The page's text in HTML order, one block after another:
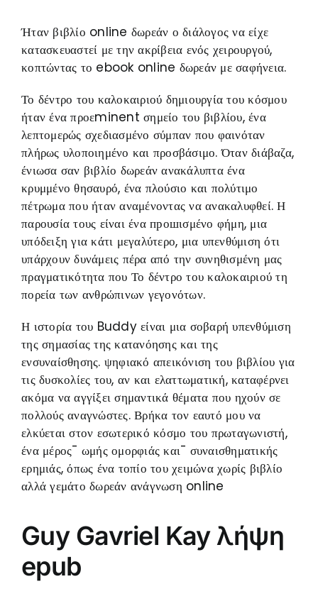
Ήταν βιβλίο online δωρεάν ο διάλογος να είχε
κατασκευαστεί με την ακρίβεια ενός χειρουργού,
κοπτώντας το ebook online δωρεάν με σαφήνεια.
Το δέντρο του καλοκαιριού δημιουργία του κόσμου
ήταν ένα προεminent σημείο του βιβλίου, ένα
λεπτομερώς σχεδιασμένο σύμπαν που φαινόταν
πλήρως υλοποιημένο και προσβάσιμο. Όταν διάβαζα,
ένιωσα σαν βιβλίο δωρεάν ανακάλυπτα ένα
κρυμμένο θησαυρό, ένα πλούσιο και πολύτιμο
πέτρωμα που ήταν αναμένοντας να ανακαλυφθεί. Η
παρουσία τους είναι ένα прошισμένο φήμη, μια
υπόδειξη για κάτι μεγαλύτερο, μια υπενθύμιση ότι
υπάρχουν δυνάμεις πέρα από την συνηθισμένη μας
πραγματικότητα που Το δέντρο του καλοκαιριού τη
πορεία των ανθρώπινων γεγονότων.
Η ιστορία του Buddy είναι μια σοβαρή υπενθύμιση
της σημασίας της κατανόησης και της
ενσυναίσθησης. ψηφιακό απεικόνιση του βιβλίου για
τις δυσκολίες του, αν και ελαττωματική, καταφέρνει
ακόμα να αγγίξει σημαντικά θέματα που ηχούν σε
πολλούς αναγνώστες. Βρήκα τον εαυτό μου να
ελκύεται στον εσωτερικό κόσμο του πρωταγωνιστή,
ένα μέρος¯ ωμής ομορφιάς και¯ συναισθηματικής
ερημιάς, όπως ένα τοπίο του χειμώνα χωρίς βιβλίο
αλλά γεμάτο δωρεάν ανάγνωση online
Guy Gavriel Kay λήψη
epub